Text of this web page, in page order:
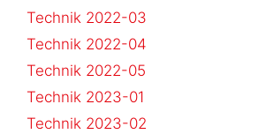
Technik 2022-03
Technik 2022-04
Technik 2022-05
Technik 2023-01
Technik 2023-02